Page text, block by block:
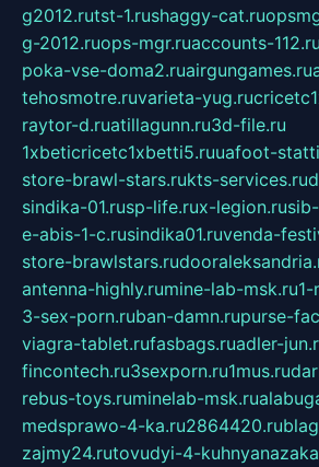
g2012.rutst-1.rushaggy-cat.ru
g-2012.ruops-mgr.ruaccounts-112.ru
poka-vse-doma2.ruairgungames.ru
tehosmotre.ruvarieta-yug.ru
raytor-d.ruatillagunn.ru3d-file.ru
1xbeticricetc1xbetti5.ruuafoot-
store-brawl-stars.rukts-services.ru
sindika-01.rusp-life.rux-legion.ru
e-abis-1-c.rusindika01.ruvenda-
store-brawlstars.ru
antenna-highly.rumine-lab-msk.ru1-
3-sex-porn.ruban-damn.rupurse-
viagra-tablet.rufasbags.ruadler-
fincontech.ru3sexporn.ru1mus.ru
rebus-toys.ruminelab-msk.ru
medsprawo-4-ka.ru2864420.ru
zajmy24.rutovudyi-4-